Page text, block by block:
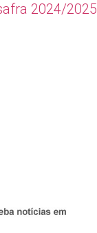
2024/2025